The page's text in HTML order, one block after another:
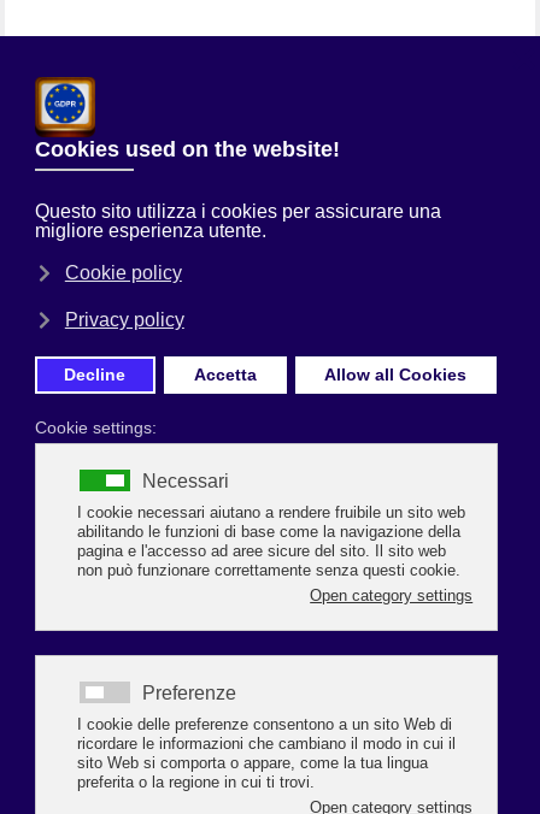
Chi Siamo
Sei qui:Home Uncategorised
Prima Pagina
IL DIBATTITO SULLA SICUREZZA
I locali in prima linea «Ma non sono i gestori a dover intervenire»